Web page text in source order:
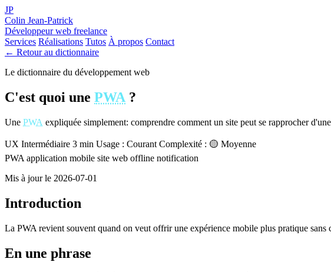
JP
Colin Jean-Patrick
Développeur web freelance
Services Réalisations Tutos À propos Contact
← Retour au dictionnaire
Le dictionnaire du développement web
C'est quoi une PWA ?
Une PWA expliquée simplement: comprendre comment un site peut se rapprocher
UX Intermédiaire 3 min Usage : Courant Complexité : 🟡 Moyenne
PWA application mobile site web offline notification
Mis à jour le 2026-07-01
Introduction
La PWA revient souvent quand on veut offrir une expérience mobile plus pratique sans
En une phrase